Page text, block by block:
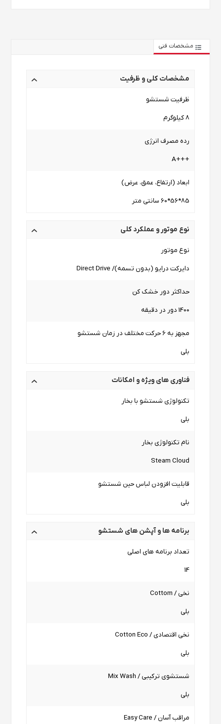
مشخصات فنی
مشخصات کلی و ظرفیت
ظرفیت شستشو
8 کیلوگرم
رده مصرف انرژی
+++A
ابعاد (ارتفاع، عمق، عرض)
85*56*60 سانتی متر
نوع موتور و عملکرد کلی
نوع موتور
دایرکت درایو (بدون تسمه)/ Direct Drive
حداکثر دور خشک کن
1400 دور در دقیقه
مجهز به 6 حرکت مختلف در زمان شستشو
بلی
فناوری های ویژه و امکانات
تکنولوژی شستشو با بخار
بلی
نام تکنولوژی بخار
Steam Cloud
قابلیت افزودن لباس حین شستشو
بلی
برنامه ها و آپشن های شستشو
تعداد برنامه های اصلی
14
نخی / Cottom
بلی
نخی اقتصادی / Cotton Eco
بلی
شستشوی ترکیبی / Mix Wash
بلی
مراقب آسان / Easy Care